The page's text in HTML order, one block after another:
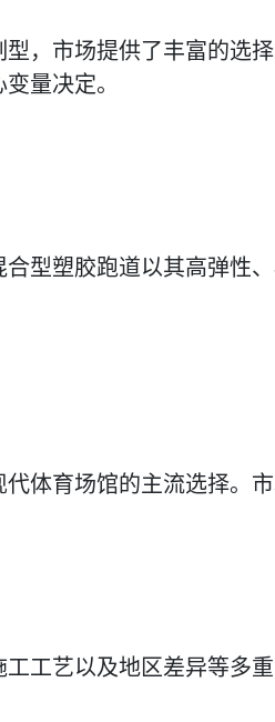
，市场提供了丰富的选
量决定。
型塑胶跑道以其高弹性
体育场馆的主流选择。
工艺以及地区差异等多重